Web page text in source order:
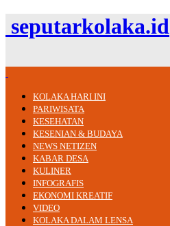
seputarkolaka.id
KOLAKA HARI INI
PARIWISATA
KESEHATAN
KESENIAN & BUDAYA
NEWS NETIZEN
KABAR DESA
KULINER
INFOGRAFIS
EKONOMI KREATIF
VIDEO
KOLAKA DALAM LENSA